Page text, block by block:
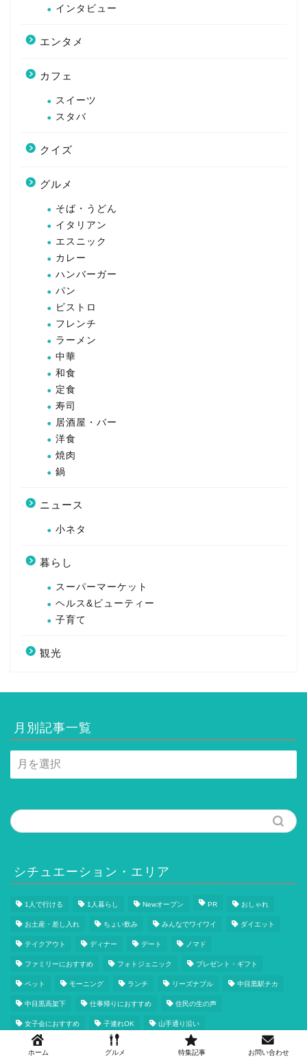
インタビュー
エンタメ
カフェ
スイーツ
スタバ
クイズ
グルメ
そば・うどん
イタリアン
エスニック
カレー
ハンバーガー
パン
ビストロ
フレンチ
ラーメン
中華
和食
定食
寿司
居酒屋・バー
洋食
焼肉
鍋
ニュース
小ネタ
暮らし
スーパーマーケット
ヘルス&ビューティー
子育て
観光
月別記事一覧
月
別
一
覧
シチュエーション・エリア
1人で行ける 1人暮らし Newオープン PR おしゃれ
お土産・差し入れ ちょい飲み みんなでワイワイ ダイエット
テイクアウト ディナー デート ノマド
ファミリーにおすすめ フォトジェニック プレゼント・ギフト
ペット モーニング ランチ リーズナブル 中目黒駅チカ
中目黒高架下 仕事帰りにおすすめ 住民の生の声
女子会におすすめ 子連れOK 山手通り沿い
恵比寿・代官山エリア 東山 池尻大橋
ホーム グルメ 特集記事 お問い合わせ